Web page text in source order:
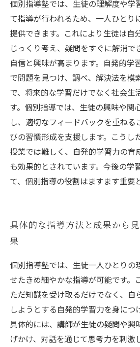
個別指導塾では、生徒の理解度や学
て指導が行われるため、一人ひとり
提供できます。これにより生徒は自
じっくり考え、疑問をすぐに解消で
自信と興味が高まります。自発的学
で問題を見つけ、調べ、解決法を模
で、将来的な学習だけでなく社会生
す。個別指導では、生徒の興味や関
し、適切なフィードバックを重ねる
びの習慣形成を支援します。こうし
授業では難しく、自発的学習力の育
も効果的とされています。今後の学
て、個別指導の役割はますます重要
具体的な指導方法と成果から
果
個別指導塾では、生徒一人ひとりの
せたきめ細やかな指導が可能です。
ただ知識を受け取るだけでなく、自
しようとする自発的学習力を身につ
具体的には、講師が生徒の疑問や興
げかけ、対話を通じて思考力を刺激